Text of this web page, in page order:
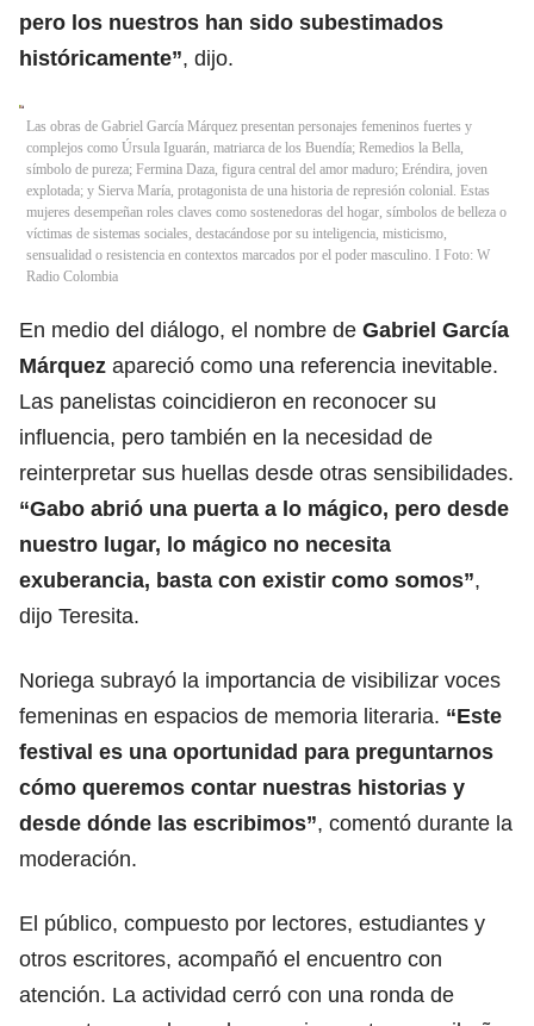
pero los nuestros han sido subestimados
históricamente”, dijo.
Las obras de Gabriel García Márquez presentan personajes femeninos fuertes y
complejos como Úrsula Iguarán, matriarca de los Buendía; Remedios la Bella,
símbolo de pureza; Fermina Daza, figura central del amor maduro; Eréndira, joven
explotada; y Sierva María, protagonista de una historia de represión colonial. Estas
mujeres desempeñan roles claves como sostenedoras del hogar, símbolos de belleza o
víctimas de sistemas sociales, destacándose por su inteligencia, misticismo,
sensualidad o resistencia en contextos marcados por el poder masculino. I Foto: W
Radio Colombia
En medio del diálogo, el nombre de Gabriel García
Márquez apareció como una referencia inevitable.
Las panelistas coincidieron en reconocer su
influencia, pero también en la necesidad de
reinterpretar sus huellas desde otras sensibilidades.
“Gabo abrió una puerta a lo mágico, pero desde
nuestro lugar, lo mágico no necesita
exuberancia, basta con existir como somos”,
dijo Teresita.
Noriega subrayó la importancia de visibilizar voces
femeninas en espacios de memoria literaria. “Este
festival es una oportunidad para preguntarnos
cómo queremos contar nuestras historias y
desde dónde las escribimos”, comentó durante la
moderación.
El público, compuesto por lectores, estudiantes y
otros escritores, acompañó el encuentro con
atención. La actividad cerró con una ronda de